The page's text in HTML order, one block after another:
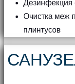
Дезинфекция
Очистка меж
плинтусов